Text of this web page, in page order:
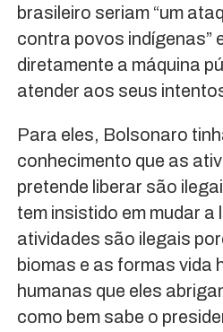
brasileiro seriam “um
contra povos indígenas”
diretamente a máquina
atender aos seus
Para eles, Bolsonaro
conhecimento que as
pretende liberar são
tem insistido em mudar a
atividades são ilegais
biomas e as formas vida
humanas que eles
como bem sabe o